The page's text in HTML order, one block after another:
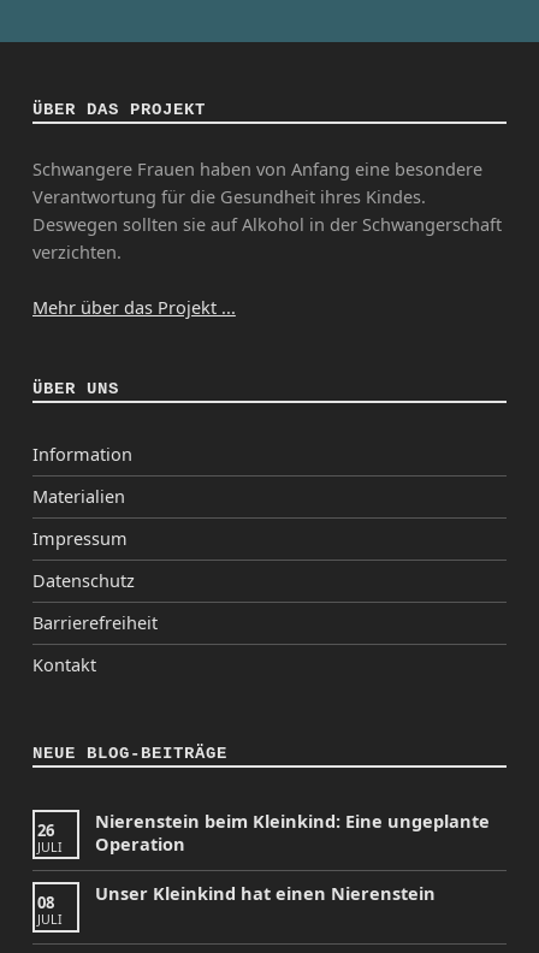
ÜBER DAS PROJEKT
Schwangere Frauen haben von Anfang eine besondere
Verantwortung für die Gesundheit ihres Kindes.
Deswegen sollten sie auf Alkohol in der Schwangerschaft
verzichten.
Mehr über das Projekt ...
ÜBER UNS
Information
Materialien
Impressum
Datenschutz
Barrierefreiheit
Kontakt
NEUE BLOG-BEITRÄGE
26
JULI
Nierenstein beim Kleinkind: Eine ungeplante
Operation
08
JULI
Unser Kleinkind hat einen Nierenstein